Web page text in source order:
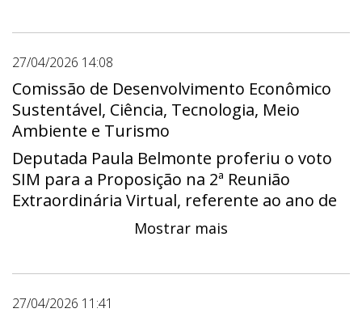
27/04/2026 14:08
Comissão de Desenvolvimento Econômico
Sustentável, Ciência, Tecnologia, Meio
Ambiente e Turismo
Deputada Paula Belmonte proferiu o voto
SIM para a Proposição na 2ª Reunião
Extraordinária Virtual, referente ao ano de
Mostrar mais
27/04/2026 11:41